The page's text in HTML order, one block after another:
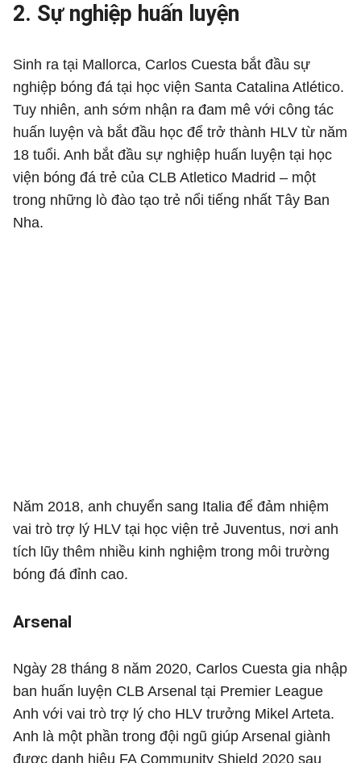
2. Sự nghiệp huấn luyện
Sinh ra tại Mallorca, Carlos Cuesta bắt đầu sự
nghiệp bóng đá tại học viện Santa Catalina Atlético.
Tuy nhiên, anh sớm nhận ra đam mê với công tác
huấn luyện và bắt đầu học để trở thành HLV từ năm
18 tuổi. Anh bắt đầu sự nghiệp huấn luyện tại học
viện bóng đá trẻ của CLB Atletico Madrid – một
trong những lò đào tạo trẻ nổi tiếng nhất Tây Ban
Nha.
Năm 2018, anh chuyển sang Italia để đảm nhiệm
vai trò trợ lý HLV tại học viện trẻ Juventus, nơi anh
tích lũy thêm nhiều kinh nghiệm trong môi trường
bóng đá đỉnh cao.
Arsenal
Ngày 28 tháng 8 năm 2020, Carlos Cuesta gia nhập
ban huấn luyện CLB Arsenal tại Premier League
Anh với vai trò trợ lý cho HLV trưởng Mikel Arteta.
Anh là một phần trong đội ngũ giúp Arsenal giành
được danh hiệu FA Community Shield 2020 sau